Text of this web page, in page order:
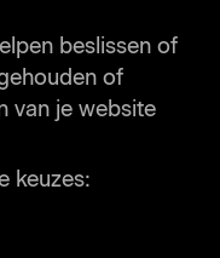
keuzes: